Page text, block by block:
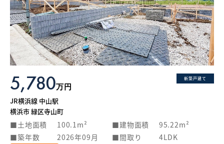
新築戸建て
5,780万円
JR横浜線 中山駅
横浜市 緑区寺山町
土地面積 100.1m² 建物面積
95.22m²
築年数
2026年09月 間取り 4LDK